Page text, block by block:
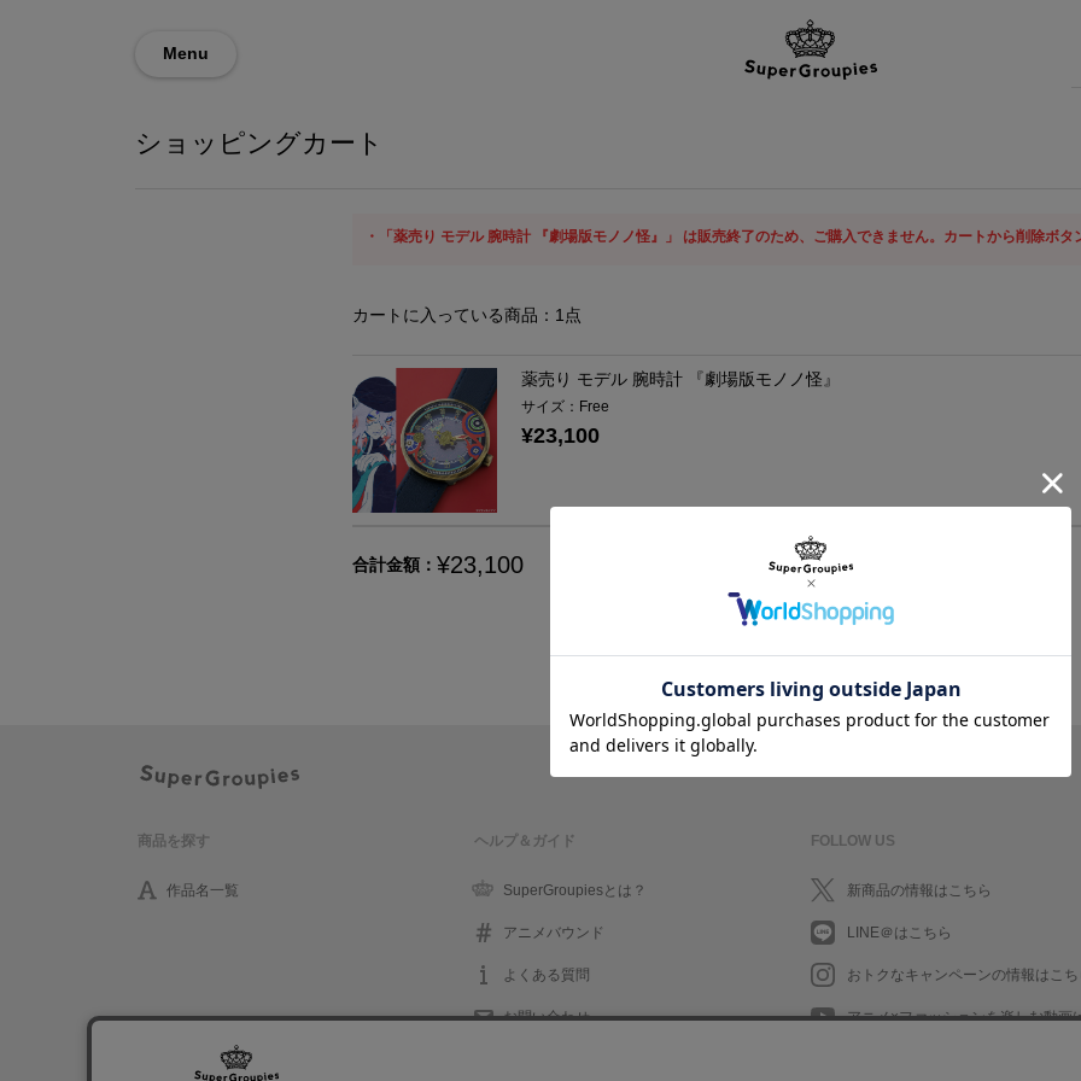
Menu
ショッピングカート
「薬売り モデル 腕時計 『劇場版モノノ怪』」 は販売終了のため、ご購入できません。カートから削除ボタ
カートに入っている商品： 1 点
薬売り モデル 腕時計 『劇場版モノノ怪』
サイズ：Free
¥23,100
合計金額： ¥23,100
商品を探す
作品名一覧
ヘルプ＆ガイド
SuperGroupiesとは？
アニメバウンド
よくある質問
お問い合わせ
FOLLOW US
新商品の情報はこちら
LINE＠はこちら
おトクなキャンペーンの情報はこち
アニメ×ファッションを楽しむ動画